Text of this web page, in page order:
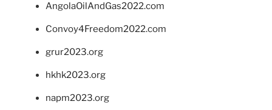
AngolaOilAndGas2022.com
Convoy4Freedom2022.com
grur2023.org
hkhk2023.org
napm2023.org